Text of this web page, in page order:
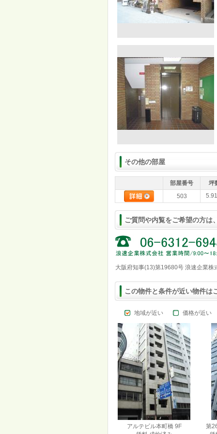
その他の部屋
部屋番号
坪
503
ご質問や内覧をご希望の方は
大阪府知事(13)第19680号 浪速企業
この物件と条件が近い物件は
地域が近い 価格が近い
アルテビル本町橋 9F
第